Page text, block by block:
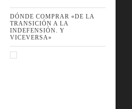
DÓNDE COMPRAR «DE LA
TRANSICIÓN A LA
INDEFENSIÓN. Y
VICEVERSA»